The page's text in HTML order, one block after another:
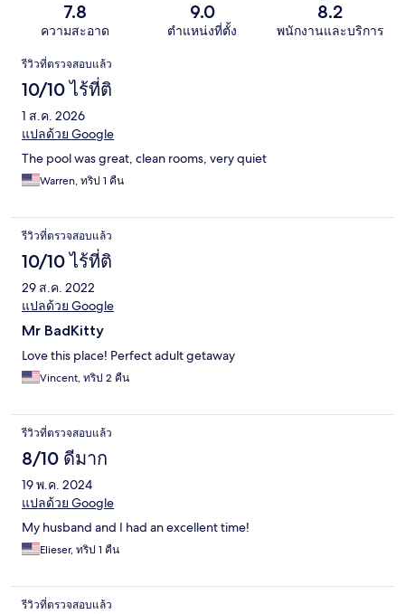
7.8
ความสะอาด
9.0
ตำแหน่งที่ตั้ง
8.2
พนักงานและบริการ
รีวิว
รีวิวที่ตรวจสอบแล้ว
10/10 ไร้ที่ติ
1 ส.ค. 2026
แปลด้วย Google
The pool was great, clean rooms, very quiet
Warren, ทริป 1 คืน
รีวิวที่ตรวจสอบแล้ว
10/10 ไร้ที่ติ
29 ส.ค. 2022
แปลด้วย Google
Mr BadKitty
Love this place! Perfect adult getaway
Vincent, ทริป 2 คืน
รีวิวที่ตรวจสอบแล้ว
8/10 ดีมาก
19 พ.ค. 2024
แปลด้วย Google
My husband and I had an excellent time!
Elieser, ทริป 1 คืน
รีวิวที่ตรวจสอบแล้ว